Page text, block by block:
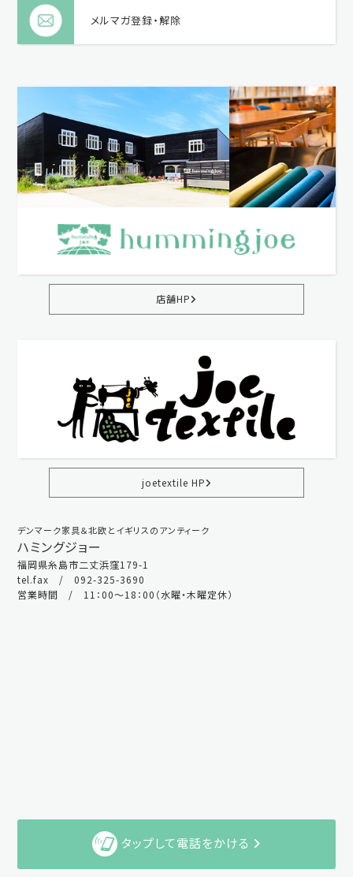
メルマガ登録・解除
店舗HP
joetextile HP
デンマーク家具＆北欧とイギリスのアンティーク
ハミングジョー
福岡県糸島市二丈浜窪179-1
tel.fax / 092-325-3690
営業時間 / 11：00～18：00（水曜・木曜定休）
タップして電話をかける